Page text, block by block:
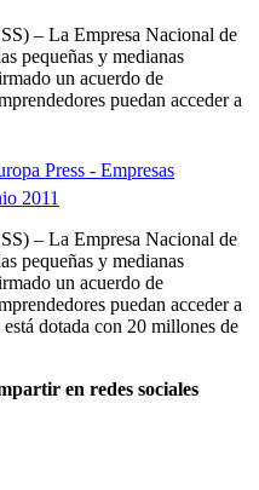
– La Empresa Nacional de
pequeñas y medianas
un acuerdo de
puedan acceder a
Press - Empresas
2011
– La Empresa Nacional de
pequeñas y medianas
un acuerdo de
puedan acceder a
dotada con 20 millones de
en redes sociales